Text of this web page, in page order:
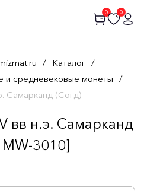
0 0
/ Каталог /
и средневековые монеты /
Самарканд (Согд)
вв н.э. Самарканд
3010]